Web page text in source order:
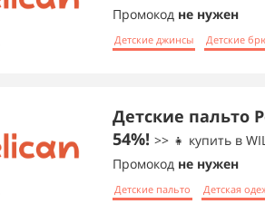
Промокод не нужен
Детские джинсы Детские
Детские пальто
54%! >> 👧 купить в
Промокод не нужен
Детские пальто Детская